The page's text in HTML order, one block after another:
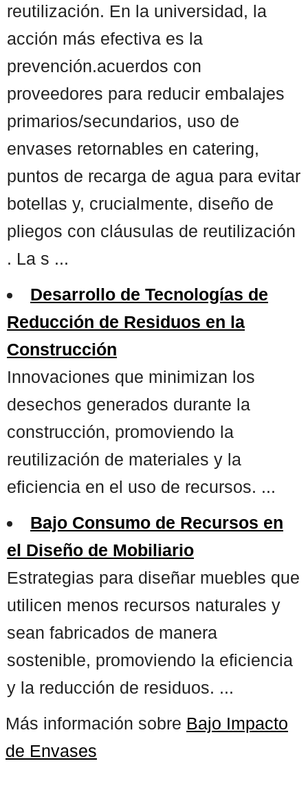
reutilización. En la universidad, la
acción más efectiva es la
prevención.acuerdos con
proveedores para reducir embalajes
primarios/secundarios, uso de
envases retornables en catering,
puntos de recarga de agua para evitar
botellas y, crucialmente, diseño de
pliegos con cláusulas de reutilización
. La s ...
Desarrollo de Tecnologías de
Reducción de Residuos en la
Construcción
Innovaciones que minimizan los
desechos generados durante la
construcción, promoviendo la
reutilización de materiales y la
eficiencia en el uso de recursos. ...
Bajo Consumo de Recursos en
el Diseño de Mobiliario
Estrategias para diseñar muebles que
utilicen menos recursos naturales y
sean fabricados de manera
sostenible, promoviendo la eficiencia
y la reducción de residuos. ...
Más información sobre Bajo Impacto
de Envases